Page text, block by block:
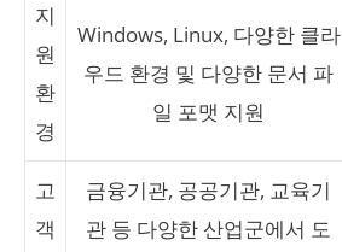
지
원
환
경
Windows, Linux, 다양한 클라
우드 환경 및 다양한 문서 파
일 포맷 지원
고
객
금융기관, 공공기관, 교육기
관 등 다양한 산업군에서 도